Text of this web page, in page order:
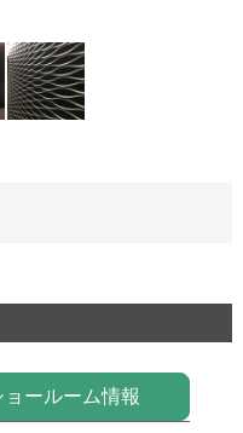
ョールーム情報